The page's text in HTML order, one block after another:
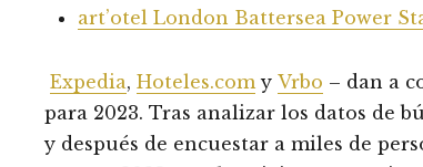
art’otel London Battersea Power
Expedia, Hoteles.comy Vrbo – dan a
para 2023. Tras analizar los datos de
y después de encuestar a miles de